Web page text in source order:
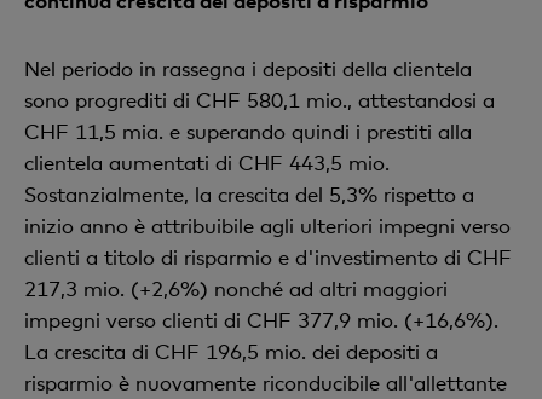
Nel periodo in rassegna i depositi della clientela
sono progrediti di CHF 580,1 mio., attestandosi a
CHF 11,5 mia. e superando quindi i prestiti alla
clientela aumentati di CHF 443,5 mio.
Sostanzialmente, la crescita del 5,3% rispetto a
inizio anno è attribuibile agli ulteriori impegni verso
clienti a titolo di risparmio e d'investimento di CHF
217,3 mio. (+2,6%) nonché ad altri maggiori
impegni verso clienti di CHF 377,9 mio. (+16,6%).
La crescita di CHF 196,5 mio. dei depositi a
risparmio è nuovamente riconducibile all'allettante